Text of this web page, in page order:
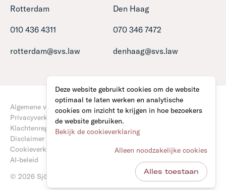
Deze website gebruikt cookies om de website
optimaal te laten werken en analytische
cookies om inzicht te krijgen in hoe bezoekers
de website gebruiken.
Bekijk de cookieverklaring
Alleen noodzakelijke cookies
Alles toestaan
Rotterdam
010 436 4311
rotterdam@svs.law
Den Haag
070 346 7472
denhaag@svs.law
© 2026 Sjöcrona • van Stigt Advocaten
Algemene voorwaarden
Privacyverklaring
Klachtenregeling
Disclaimer
Cookieverklaring
AI-beleid